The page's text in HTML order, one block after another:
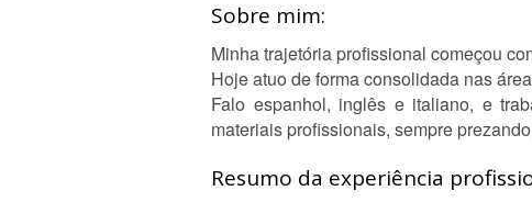
Sobre mim:
Minha trajetória profissional começou
Hoje atuo de forma consolidada nas
Falo espanhol, inglês e italiano, e
materiais profissionais, sempre
Resumo da experiência